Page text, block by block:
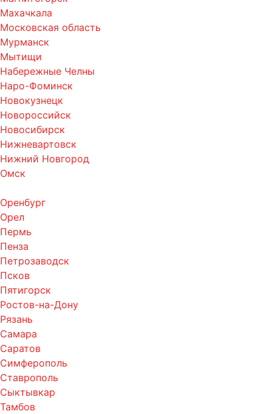
Махачкала
Московская область
Мурманск
Мытищи
Набережные Челны
Наро-Фоминск
Новокузнецк
Новороссийск
Новосибирск
Нижневартовск
Нижний Новгород
Омск
Оренбург
Орел
Пермь
Пенза
Петрозаводск
Псков
Пятигорск
Ростов-на-Дону
Рязань
Самара
Саратов
Симферополь
Ставрополь
Сыктывкар
Тамбов